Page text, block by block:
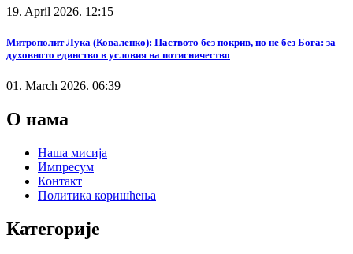
19. April 2026. 12:15
Митрополит Лука (Коваленко): Паството без покрив, но не без Бога: за
духовното единство в условия на потисничество
01. March 2026. 06:39
О нама
Наша мисија
Импресум
Контакт
Политика коришћења
Категорије